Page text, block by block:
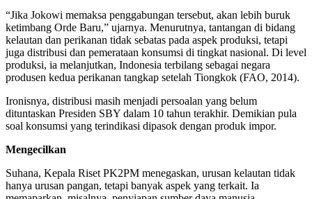
“Jika Jokowi memaksa penggabungan tersebut, akan lebih buruk
ketimbang Orde Baru,” ujarnya. Menurutnya, tantangan di bidang
kelautan dan perikanan tidak sebatas pada aspek produksi, tetapi
juga distribusi dan pemerataan konsumsi di tingkat nasional. Di level
produksi, ia melanjutkan, Indonesia terbilang sebagai negara
produsen kedua perikanan tangkap setelah Tiongkok (FAO, 2014).
Ironisnya, distribusi masih menjadi persoalan yang belum
dituntaskan Presiden SBY dalam 10 tahun terakhir. Demikian pula
soal konsumsi yang terindikasi dipasok dengan produk impor.
Mengecilkan
Suhana, Kepala Riset PK2PM menegaskan, urusan kelautan tidak
hanya urusan pangan, tetapi banyak aspek yang terkait. Ia